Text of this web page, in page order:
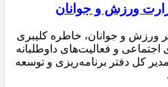
ورزش و جوانان
ورزش و جوانان، خاطره کلیبری
و فعالیت‌های داوطلبانه
کل دفتر برنامه‌ریزی و توسعه